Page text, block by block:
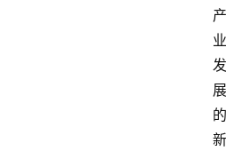
产
业
发
展
的
新